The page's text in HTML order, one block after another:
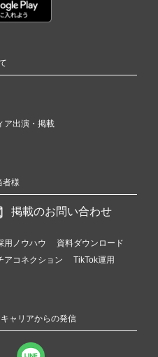
ア出演・掲載
者様
掲載のお問い合わせ
用ノウハウ
資料ダウンロード
アコネクション
TikTok運用
ャリアからの発信